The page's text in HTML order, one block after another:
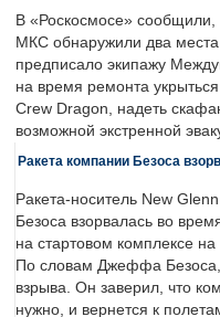
В «Роскосмосе» сообщили,
МКС обнаружили два места
предписало экипажу
на время ремонта
Crew Dragon, надеть
возможной экстренной
Ракета компании Безоса
Ракета-носитель New
Безоса взорвалась во
на стартовом комплексе
По словам Джеффа
взрыва. Он заверил, что
нужно, и вернется к